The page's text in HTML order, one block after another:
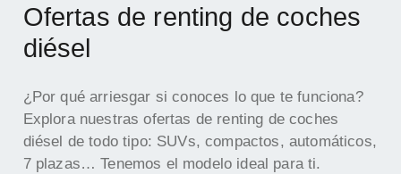
Ofertas de renting de coches
diésel
¿Por qué arriesgar si conoces lo que te funciona?
Explora nuestras ofertas de renting de coches
diésel de todo tipo: SUVs, compactos, automáticos,
7 plazas… Tenemos el modelo ideal para ti.